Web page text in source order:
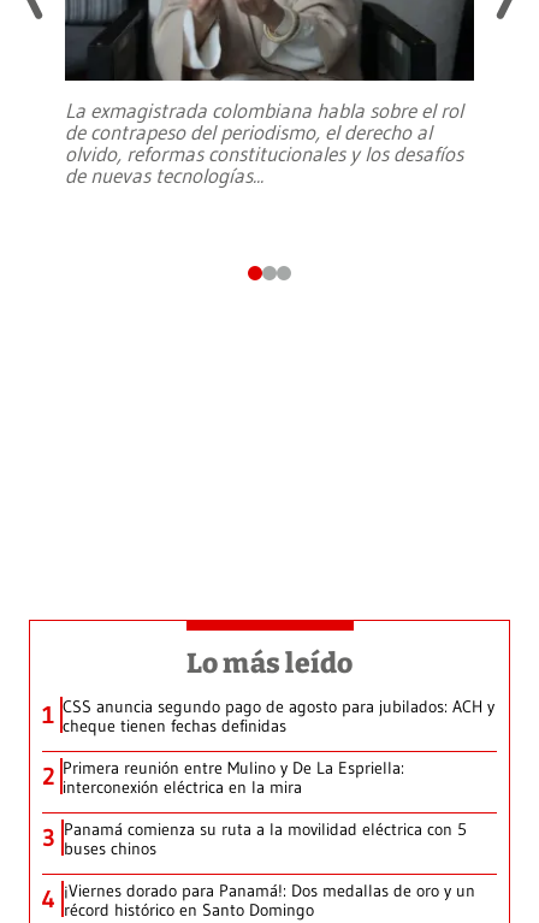
La exmagistrada colombiana habla sobre el rol
de contrapeso del periodismo, el derecho al
olvido, reformas constitucionales y los desafíos
de nuevas tecnologías...
Lo más leído
1 CSS anuncia segundo pago de agosto para jubilados: ACH y
cheque tienen fechas definidas
2 Primera reunión entre Mulino y De La Espriella:
interconexión eléctrica en la mira
3 Panamá comienza su ruta a la movilidad eléctrica con 5
buses chinos
4 ¡Viernes dorado para Panamá!: Dos medallas de oro y un
récord histórico en Santo Domingo